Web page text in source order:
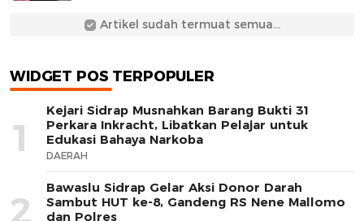
Artikel sudah termuat semua...
WIDGET POS TERPOPULER
1
Kejari Sidrap Musnahkan Barang Bukti 31
Perkara Inkracht, Libatkan Pelajar untuk
Edukasi Bahaya Narkoba
DAERAH
2
Bawaslu Sidrap Gelar Aksi Donor Darah
Sambut HUT ke-8, Gandeng RS Nene Mallomo
dan Polres